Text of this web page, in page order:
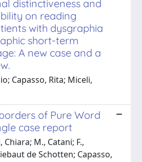
distinctiveness and
on reading
with dysgraphia
short-term
A new case and a
Capasso, Rita; Miceli,
of Pure Word
case report
M., Catani; F.,
de Schotten; Capasso,